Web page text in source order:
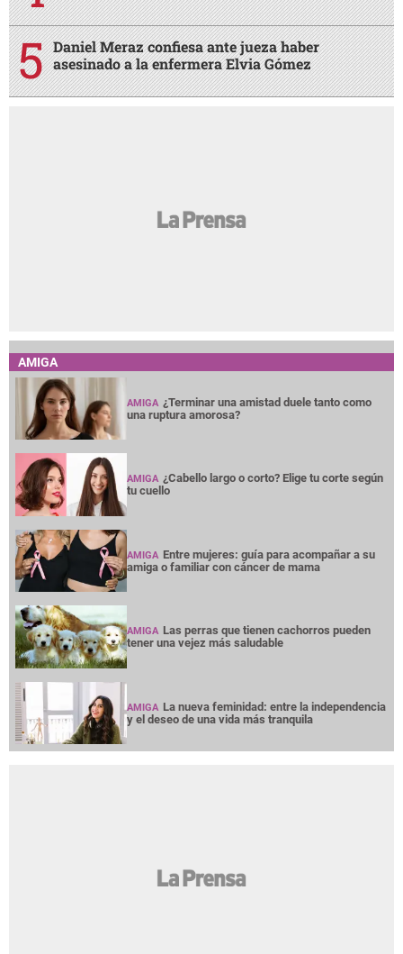
Daniel Meraz confiesa ante jueza haber
asesinado a la enfermera Elvia Gómez
AMIGA
AMIGA ¿Terminar una amistad duele tanto como
una ruptura amorosa?
AMIGA ¿Cabello largo o corto? Elige tu corte según
tu cuello
AMIGA Entre mujeres: guía para acompañar a su
amiga o familiar con cáncer de mama
AMIGA Las perras que tienen cachorros pueden
tener una vejez más saludable
AMIGA La nueva feminidad: entre la independencia
y el deseo de una vida más tranquila